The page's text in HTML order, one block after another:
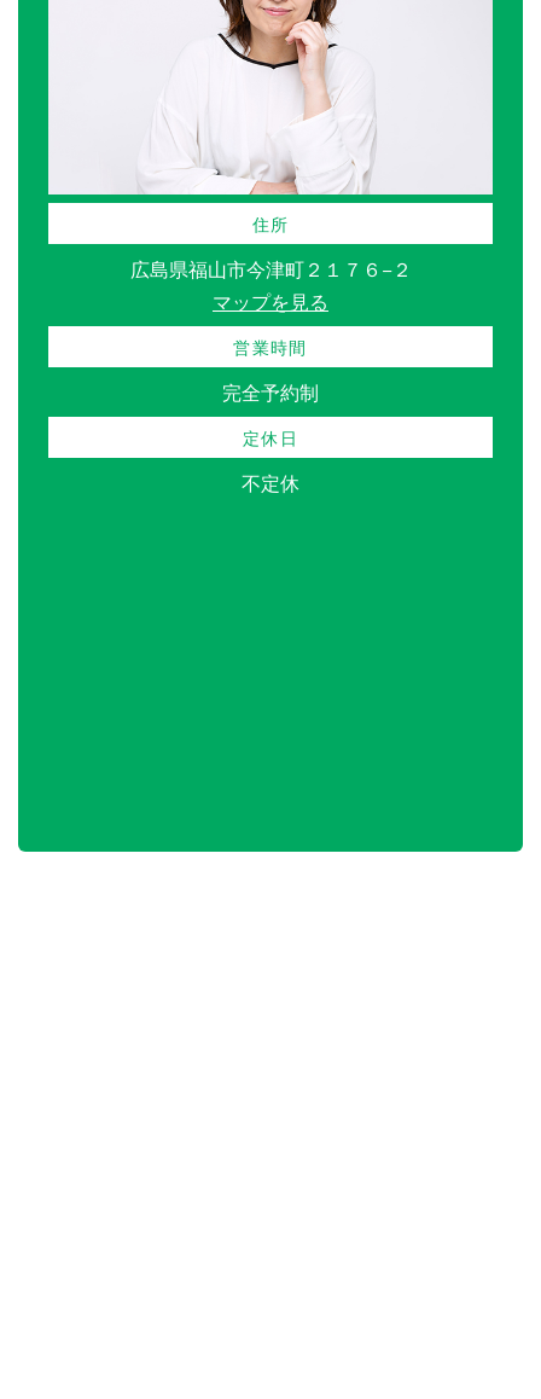
住所
広島県福山市今津町２１７６−２
マップを見る
営業時間
完全予約制
定休日
不定休